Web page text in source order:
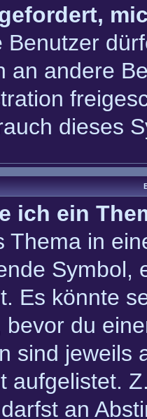
Benutzer
an andere
dieses
ich ein
Thema in
Symbol,
Es könnte
du
sind jeweils
aufgelistet.
darfst an